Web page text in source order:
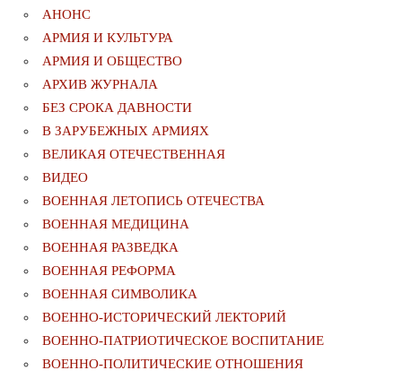
АНОНС
АРМИЯ И КУЛЬТУРА
АРМИЯ И ОБЩЕСТВО
АРХИВ ЖУРНАЛА
БЕЗ СРОКА ДАВНОСТИ
В ЗАРУБЕЖНЫХ АРМИЯХ
ВЕЛИКАЯ ОТЕЧЕСТВЕННАЯ
ВИДЕО
ВОЕННАЯ ЛЕТОПИСЬ ОТЕЧЕСТВА
ВОЕННАЯ МЕДИЦИНА
ВОЕННАЯ РАЗВЕДКА
ВОЕННАЯ РЕФОРМА
ВОЕННАЯ СИМВОЛИКА
ВОЕННО-ИСТОРИЧЕСКИЙ ЛЕКТОРИЙ
ВОЕННО-ПАТРИОТИЧЕСКОЕ ВОСПИТАНИЕ
ВОЕННО-ПОЛИТИЧЕСКИE ОТНОШЕНИЯ